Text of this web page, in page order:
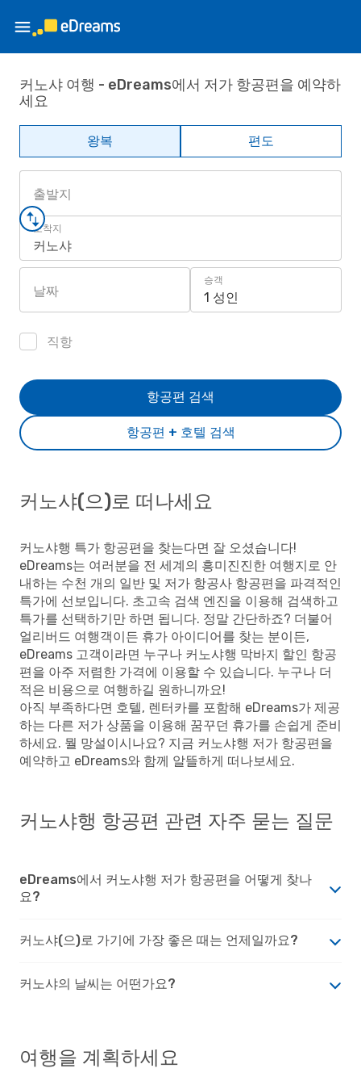
커노샤 여행 - eDreams에서 저가 항공편을 예약하
세요
왕복 편도
출발지
도착지
커노샤
날짜
승객
1 성인
직항
항공편 + 호텔 검색
항공편 검색
커노샤(으)로 떠나세요
커노샤행 특가 항공편을 찾는다면 잘 오셨습니다!
eDreams는 여러분을 전 세계의 흥미진진한 여행지로 안
내하는 수천 개의 일반 및 저가 항공사 항공편을 파격적인
특가에 선보입니다. 초고속 검색 엔진을 이용해 검색하고
특가를 선택하기만 하면 됩니다. 정말 간단하죠? 더불어
얼리버드 여행객이든 휴가 아이디어를 찾는 분이든,
eDreams 고객이라면 누구나 커노샤행 막바지 할인 항공
편을 아주 저렴한 가격에 이용할 수 있습니다. 누구나 더
적은 비용으로 여행하길 원하니까요!
아직 부족하다면 호텔, 렌터카를 포함해 eDreams가 제공
하는 다른 저가 상품을 이용해 꿈꾸던 휴가를 손쉽게 준비
하세요. 뭘 망설이시나요? 지금 커노샤행 저가 항공편을
예약하고 eDreams와 함께 알뜰하게 떠나보세요.
커노샤행 항공편 관련 자주 묻는 질문
eDreams에서 커노샤행 저가 항공편을 어떻게 찾나
요?
커노샤(으)로 가기에 가장 좋은 때는 언제일까요?
커노샤의 날씨는 어떤가요?
여행을 계획하세요